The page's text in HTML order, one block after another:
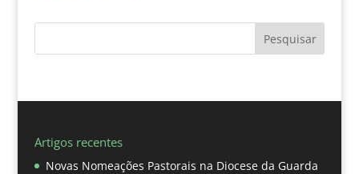
Pesquisar
Artigos recentes
Novas Nomeações Pastorais na Diocese da Guarda